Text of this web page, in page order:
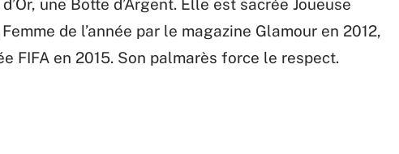
une Botte d’Argent. Elle est sacrée Joueuse
de l’année par le magazine Glamour en 2012,
FIFA en 2015. Son palmarès force le respect.